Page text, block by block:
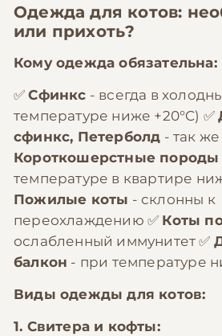
Одежда для котов:
или прихоть?
Кому одежда обязательна:
✅Сфинкс - всегда в
температуре ниже +20°C) ✅
сфинкс, Петерболд - так же
Короткошерстные породы
температуре в квартире
Пожилые коты - склонны к
переохлаждению ✅ Коты
ослабленный иммунитет ✅
балкон - при температуре
Виды одежды для котов:
1. Свитера и кофты: